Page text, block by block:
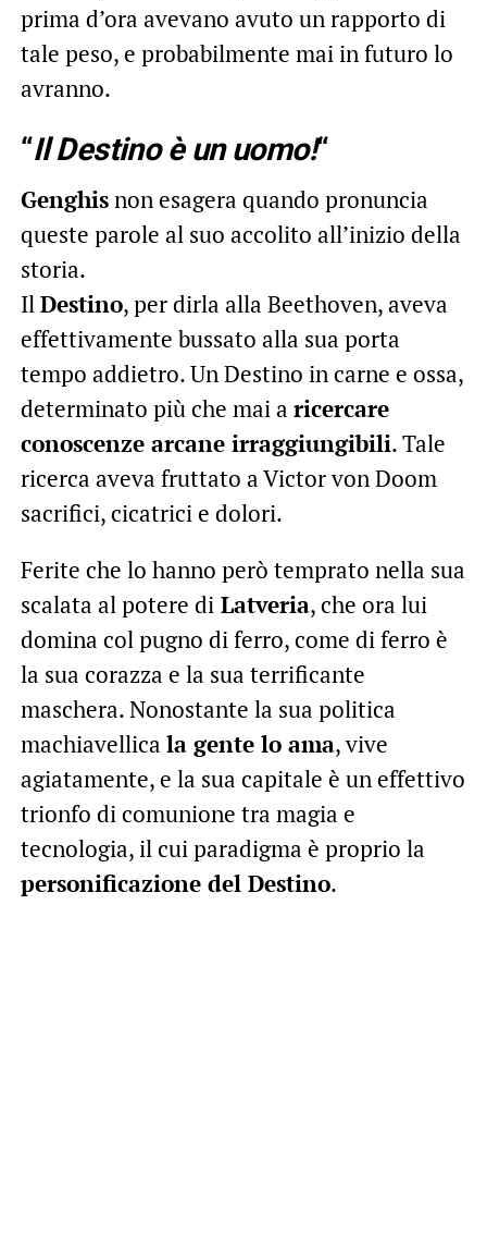
prima d’ora avevano avuto un rapporto di
tale peso, e probabilmente mai in futuro lo
avranno.
“Il Destino è un uomo!“
Genghisnon esagera quando pronuncia
queste parole al suo accolito all’inizio della
storia.
IlDestino, per dirla alla Beethoven, aveva
effettivamente bussato alla sua porta
tempo addietro. Un Destino in carne e ossa,
determinato più che mai a ricercare
conoscenze arcane irraggiungibili. Tale
ricerca aveva fruttato a Victor von Doom
sacrifici, cicatrici e dolori.
Ferite che lo hanno però temprato nella sua
scalata al potere diLatveria, che ora lui
domina col pugno di ferro, come di ferro è
la sua corazza e la sua terrificante
maschera. Nonostante la sua politica
machiavellica la gente lo ama, vive
agiatamente, e la sua capitale è un effettivo
trionfo di comunione tra magia e
tecnologia, il cui paradigma è proprio la
personificazione del Destino.